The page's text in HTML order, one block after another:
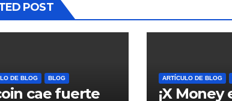
POST
DE BLOG BLOG
cae fuerte
ARTÍCULO DE BLOG
¡X Money